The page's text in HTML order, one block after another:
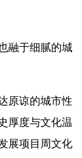
融于细腻的城
原谅的城市性
厚度与文化温
展项目周文化